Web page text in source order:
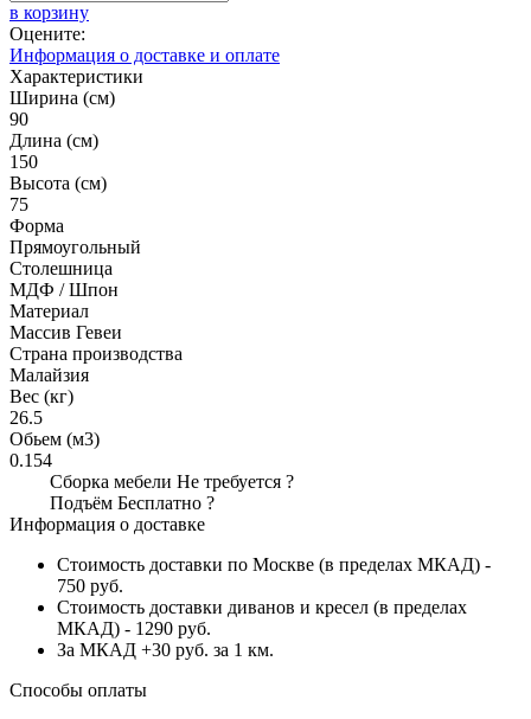
в корзину
Оцените:
Информация о доставке и оплате
Характеристики
Ширина (см)
90
Длина (см)
150
Высота (см)
75
Форма
Прямоугольный
Столешница
МДФ / Шпон
Материал
Массив Гевеи
Страна производства
Малайзия
Вес (кг)
26.5
Обьем (м3)
0.154
Сборка мебели Не требуется ?
Подъём Бесплатно ?
Информация о доставке
Стоимость доставки по Москве (в пределах МКАД) -
750 руб.
Стоимость доставки диванов и кресел (в пределах
МКАД) - 1290 руб.
За МКАД +30 руб. за 1 км.
Способы оплаты